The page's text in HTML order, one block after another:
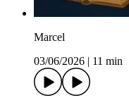
Marcel
03/06/2026
11 min